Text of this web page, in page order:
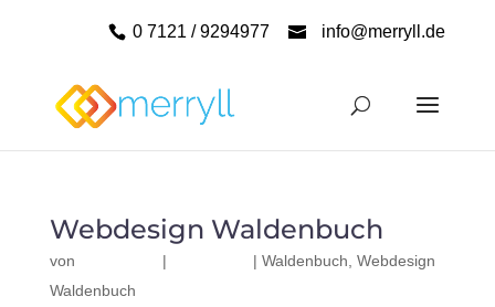
0 7121 / 9294977 info@merryll.de
Webdesign Waldenbuch
von | | Waldenbuch Webdesign
Waldenbuch